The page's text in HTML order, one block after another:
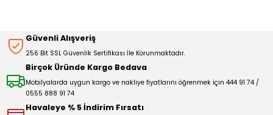
Ürün açıklamasında eksik bilgiler bulunuyor.
Ürün fiyatı diğer sitelerden daha pahalı.
Bu ürüne benzer farklı alternatifler olmalı.
Deneyimini Paylaş
Güvenli Alışveriş
256 Bit SSL Güvenlik Sertifikası İle Korunmaktadır.
Birçok Üründe Kargo Bedava
Mobilyalarda uygun kargo ve nakliye fiyatlarını öğrenmek için 444 91 74 /
0555 888 91 74
Havaleye % 5 İndirim Fırsatı